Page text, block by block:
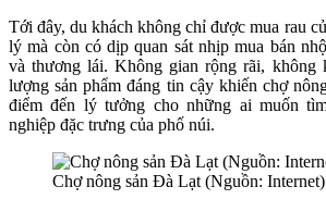
Tới đây, du khách không chỉ được mua rau
lý mà còn có dịp quan sát nhịp mua bán
và thương lái. Không gian rộng rãi, không
lượng sản phẩm đáng tin cậy khiến chợ
điểm đến lý tưởng cho những ai muốn
nghiệp đặc trưng của phố núi.
Chợ nông sản Đà Lạt (Nguồn: Internet)